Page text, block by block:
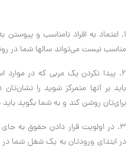
۱. اعتماد به افراد نامناسب و پیوستن
مناسب نیست می‌تواند سالها شما در
۲. پیدا نکردن یک مربی که در
باید بر آنها متمرکز شوید را
برای‌تان روشن کند و به شما بگوید باید
۳. در اولویت قرار دادن حقوق به
در ابتدای ورودتان به یک شغل شما